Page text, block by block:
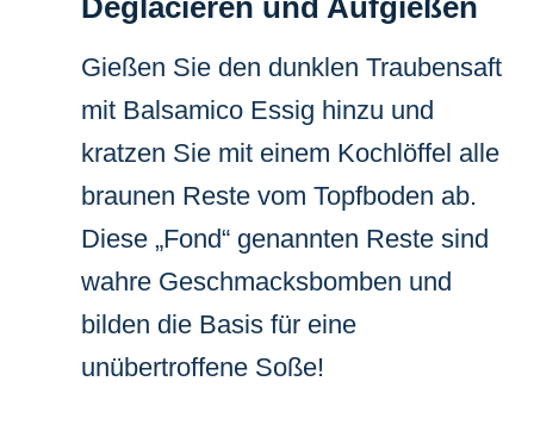
Gießen Sie den dunklen Traubensaft
mit Balsamico Essig hinzu und
kratzen Sie mit einem Kochlöffel alle
braunen Reste vom Topfboden ab.
Diese „Fond“ genannten Reste sind
wahre Geschmacksbomben und
bilden die Basis für eine
unübertroffene Soße!